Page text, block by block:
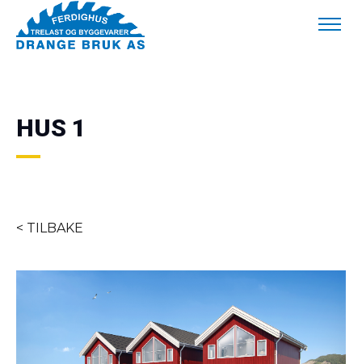
HUS 1
< TILBAKE